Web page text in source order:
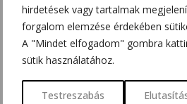
hirdetések vagy tartalmak
forgalom elemzése érdekében
A "Mindet elfogadom" gombra
sütik használatához.
Testreszabás